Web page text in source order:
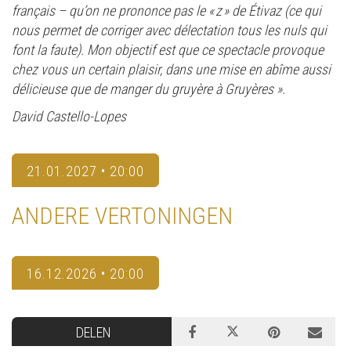
français – qu’on ne prononce pas le « z » de Étivaz (ce qui
nous permet de corriger avec délectation tous les nuls qui
font la faute). Mon objectif est que ce spectacle provoque
chez vous un certain plaisir, dans une mise en abîme aussi
délicieuse que de manger du gruyère à Gruyères ».
David Castello-Lopes
21.01.2027 • 20:00
ANDERE VERTONINGEN
16.12.2026 • 20:00
DELEN